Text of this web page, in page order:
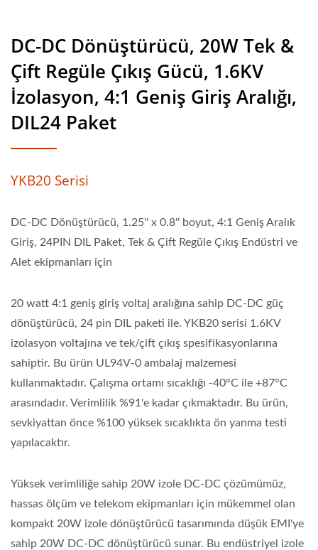
DC-DC Dönüştürücü, 20W Tek &
Çift Regüle Çıkış Gücü, 1.6KV
İzolasyon, 4:1 Geniş Giriş Aralığı,
DIL24 Paket
YKB20 Serisi
DC-DC Dönüştürücü, 1.25'' x 0.8'' boyut, 4:1 Geniş Aralık
Giriş, 24PIN DIL Paket, Tek & Çift Regüle Çıkış Endüstri ve
Alet ekipmanları için
20 watt 4:1 geniş giriş voltaj aralığına sahip DC-DC güç
dönüştürücü, 24 pin DIL paketi ile. YKB20 serisi 1.6KV
izolasyon voltajına ve tek/çift çıkış spesifikasyonlarına
sahiptir. Bu ürün UL94V-0 ambalaj malzemesi
kullanmaktadır. Çalışma ortamı sıcaklığı -40°C ile +87°C
arasındadır. Verimlilik %91'e kadar çıkmaktadır. Bu ürün,
sevkiyattan önce %100 yüksek sıcaklıkta ön yanma testi
yapılacaktır.
Yüksek verimliliğe sahip 20W izole DC-DC çözümümüz,
hassas ölçüm ve telekom ekipmanları için mükemmel olan
kompakt 20W izole dönüştürücü tasarımında düşük EMI'ye
sahip 20W DC-DC dönüştürücü sunar. Bu endüstriyel izole